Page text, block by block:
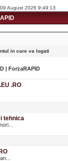
August 2026 9:49:13
in care va logati
| ForzaRAPID
.RO
tehnica